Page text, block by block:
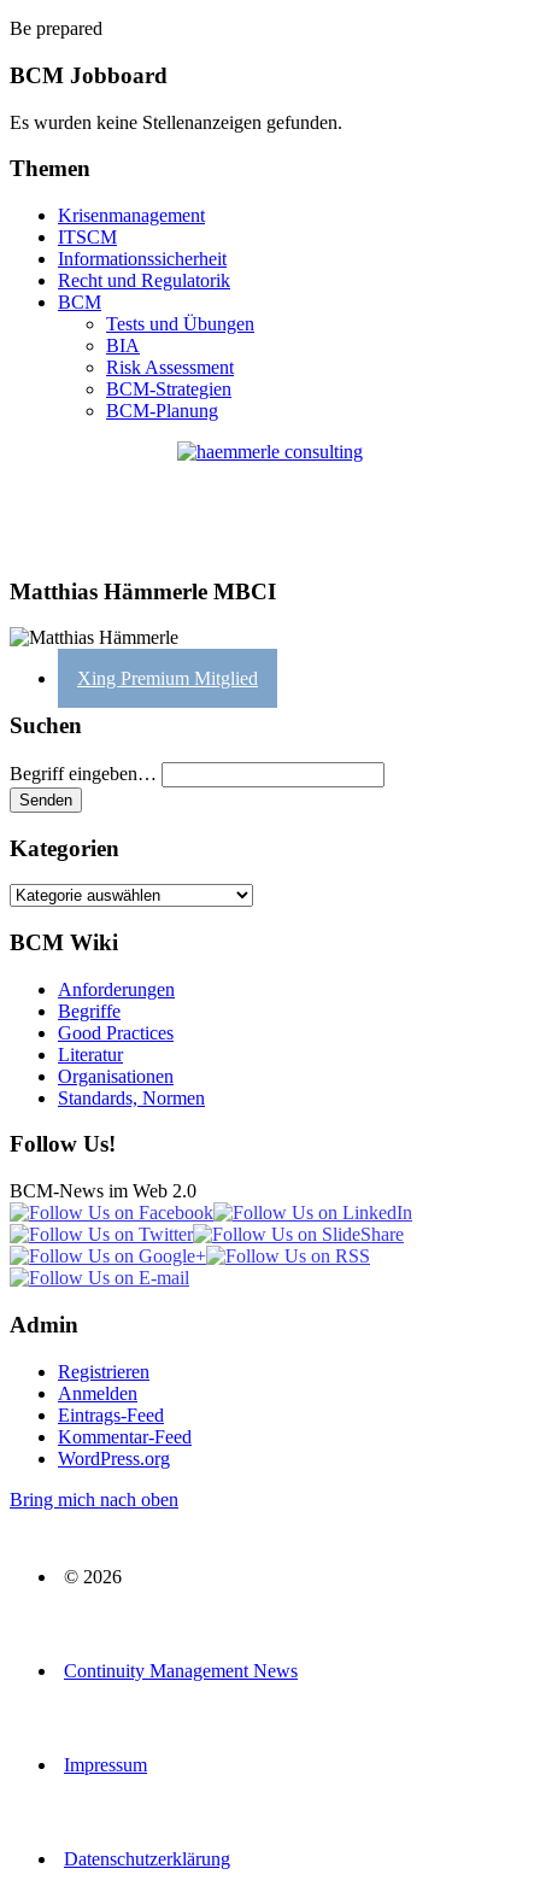
Be prepared
BCM Jobboard
Es wurden keine Stellenanzeigen gefunden.
Themen
Krisenmanagement
ITSCM
Informationssicherheit
Recht und Regulatorik
BCM
Tests und Übungen
BIA
Risk Assessment
BCM-Strategien
BCM-Planung
Matthias Hämmerle MBCI
Xing Premium Mitglied
Suchen
Begriff eingeben…
Kategorien
Kategorien
BCM Wiki
Anforderungen
Begriffe
Good Practices
Literatur
Organisationen
Standards, Normen
Follow Us!
BCM-News im Web 2.0
Admin
Registrieren
Anmelden
Eintrags-Feed
Kommentar-Feed
WordPress.org
Bring mich nach oben
© 2026
Continuity Management News
Impressum
Datenschutzerklärung